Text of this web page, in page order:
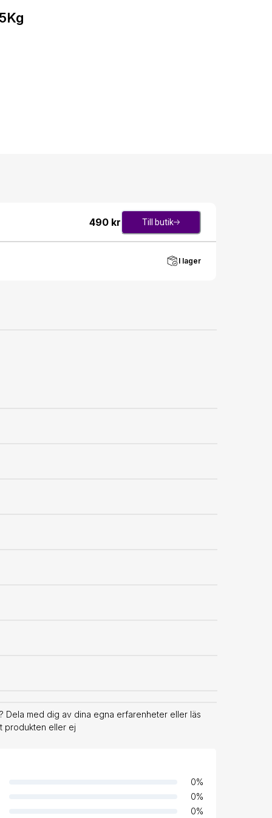
490 kr Till butik
I lager
Dela med dig av dina egna erfarenheter eller läs
produkten eller ej
0%
0%
0%